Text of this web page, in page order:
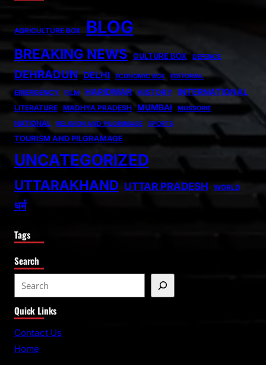
AGRICULTURE BOX BLOG
BREAKING NEWS CULTURE BOX DEFENCE
DEHRADUN DELHI ECONOMIC BOX EDITORIAL
EMERGENCY FILM HARIDWAR HISTORY INTERNATIONAL
LITERATURE MADHYA PRADESH MUMBAI MUSSORIE
NATIONAL RELIGION AND PILGRIMAGE SPORTS
TOURISM AND PILGRAMAGE
UNCATEGORIZED
UTTARAKHAND UTTAR PRADESH WORLD
धर्म
Tags
Search
e
a
r
Quick Links
Contact Us
Home